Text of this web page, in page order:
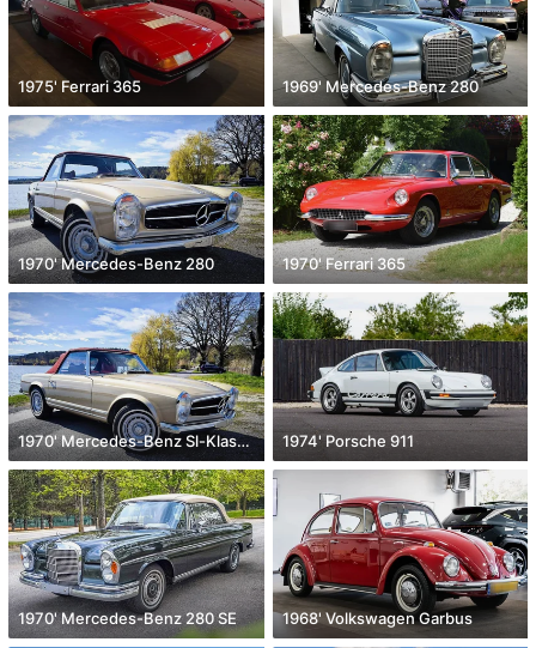
1975' Ferrari 365 1969' Mercedes-Benz 280
1970' Mercedes-Benz 280 1970' Ferrari 365
1970' Mercedes-Benz Sl-Klasse 1974' Porsche 911
1970' Mercedes-Benz 280 SE 1968' Volkswagen Garbus